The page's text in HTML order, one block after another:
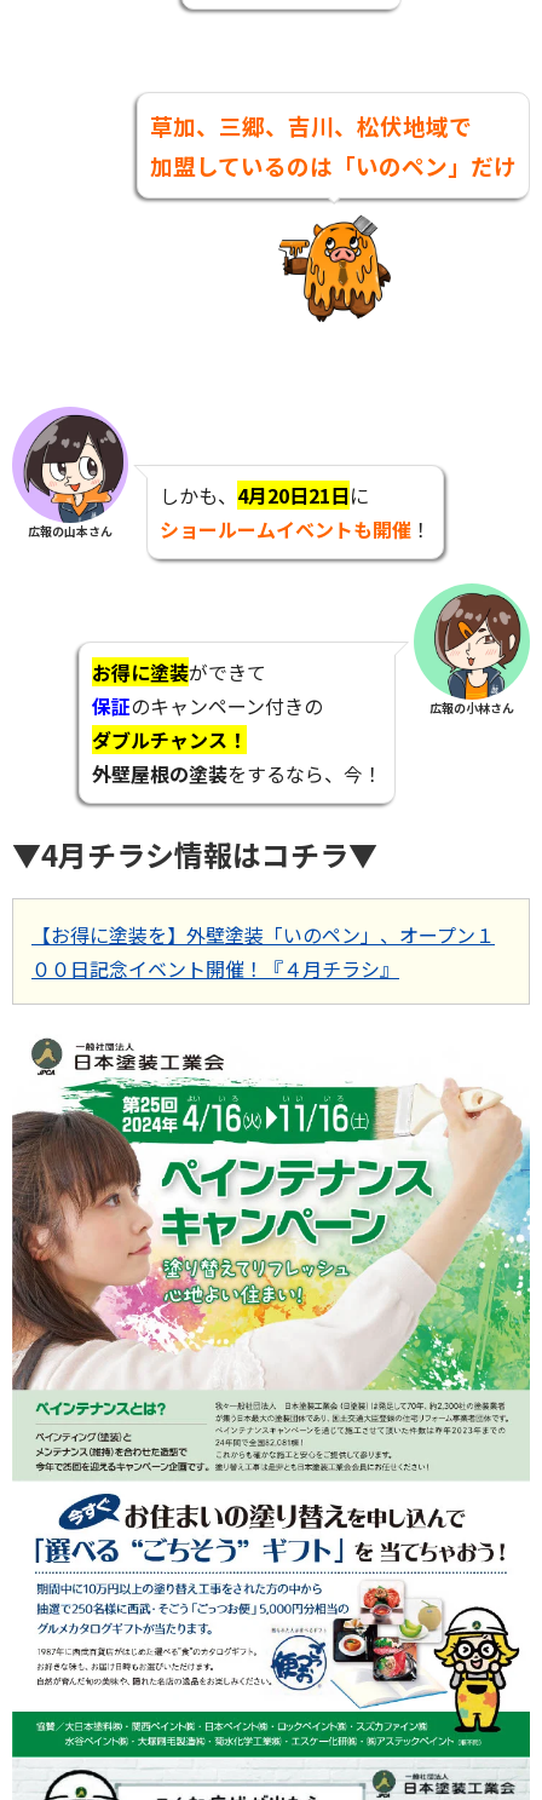
草加、三郷、吉川、松伏地域で
加盟しているのは「いのペン」だけ
広報の山本さん
しかも、 4月20日21日に
ショールームイベントも開催 ！
お得に塗装ができて
保証のキャンペーン付きの
ダブルチャンス！
外壁屋根の塗装をするなら、今！
広報の小林さん
▼4月チラシ情報はコチラ▼
【お得に塗装を】外壁塗装「いのペン」、オープン１
００日記念イベント開催！『４月チラシ』